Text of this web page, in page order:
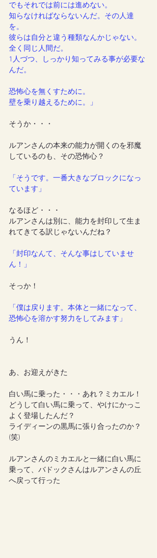
でもそれでは前には進めない。
知らなければならないんだ。その人達
を。
彼らは自分と違う種類なんかじゃない。
全く同じ人間だ。
1人づつ、しっかり知ってみる事が必要な
んだ。
恐怖心を無くすために。
壁を乗り越えるために。」
そうか・・・
ルアンさんの本来の能力が開くのを邪魔
しているのも、その恐怖心？
「そうです。一番大きなブロックになっ
ています」
なるほど・・・
ルアンさんは別に、能力を封印して生ま
れてきてる訳じゃないんだね？
「封印なんて、そんな事はしていませ
ん！」
そっか！
「僕は戻ります。本体と一緒になって、
恐怖心を溶かす努力をしてみます」
うん！
あ、お迎えがきた
白い馬に乗った・・・あれ？ミカエル！
どうして白い馬に乗って、やけにかっこ
よく登場したんだ？
ライディーンの黒馬に張り合ったのか？
(笑)
ルアンさんのミカエルと一緒に白い馬に
乗って、バドックさんはルアンさんの丘
へ戻って行った